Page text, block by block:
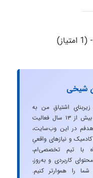
شیخی
اشتیاقِ من به
دنیایِ HSE است. با بیش از ۱۳ سال فعالیت
در این وب‌سایت،
و نیازهای واقعیِ
با تیم تخصصی‌ام،
کاربردی و به‌روز،
را هموارتر کنیم.